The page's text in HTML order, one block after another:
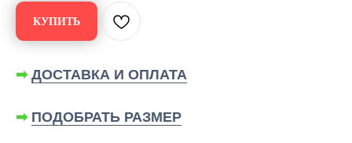
КУПИТЬ
➡ ДОСТАВКА И ОПЛАТА
➡ ПОДОБРАТЬ РАЗМЕР